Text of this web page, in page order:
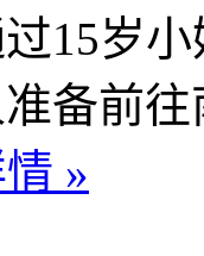
15岁
备前
»